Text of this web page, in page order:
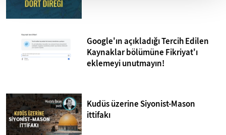
Google'ın açıkladığı Tercih Edilen
Kaynaklar bölümüne Fikriyat'ı
eklemeyi unutmayın!
Kudüs üzerine Siyonist-Mason
ittifakı